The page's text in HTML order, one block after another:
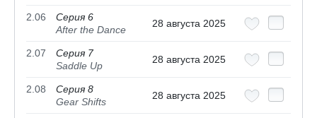
2.06
Серия 6
After the Dance
28 августа 2025
2.07
Серия 7
Saddle Up
28 августа 2025
2.08
Серия 8
Gear Shifts
28 августа 2025